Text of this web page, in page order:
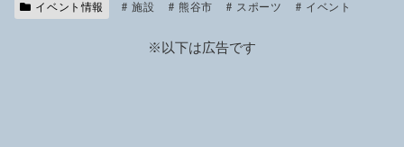
Li
n
イベント情報 施設 熊谷市 スポーツ イベント
※以下は広告です